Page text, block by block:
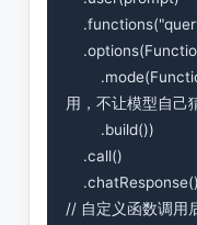
用，不让模型自己
// 自定义函数调用